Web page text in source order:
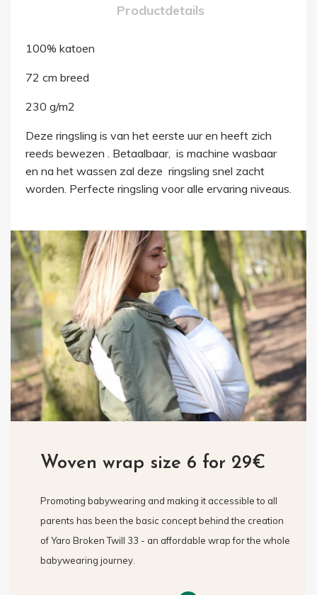
Productdetails
100% katoen
72 cm breed
230 g/m2
Deze ringsling is van het eerste uur en heeft zich
reeds bewezen . Betaalbaar, is machine wasbaar
en na het wassen zal deze ringsling snel zacht
worden. Perfecte ringsling voor alle ervaring niveaus.
Woven wrap size 6 for 29€
Promoting babywearing and making it accessible to all
parents has been the basic concept behind the creation
of Yaro Broken Twill 33 - an affordable wrap for the whole
babywearing journey.